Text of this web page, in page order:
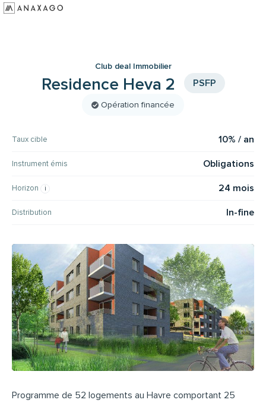
Club deal Immobilier
Residence Heva 2 PSFP
Opération financée
Taux cible 10% / an
Instrument émis Obligations
Horizon 24 mois
Distribution In-fine
Programme de 52 logements au Havre comportant 25